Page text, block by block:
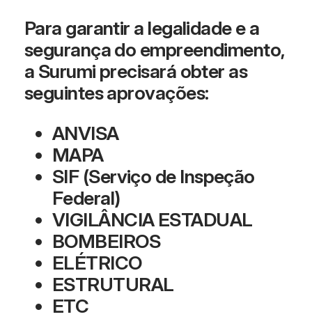
Para garantir a legalidade e a
segurança do empreendimento,
a Surumi precisará obter as
seguintes aprovações:
ANVISA
MAPA
SIF (Serviço de Inspeção
Federal)
VIGILÂNCIA ESTADUAL
BOMBEIROS
ELÉTRICO
ESTRUTURAL
ETC